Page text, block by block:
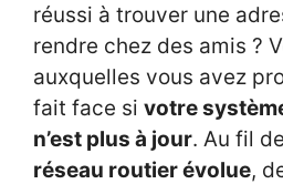
réussi à trouver une
rendre chez des amis ?
auxquelles vous avez
fait face si votre
n’est plus à jour. Au fil
réseau routier évolue,